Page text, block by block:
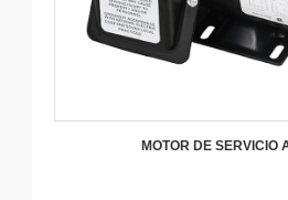
MOTOR DE SERVICIO